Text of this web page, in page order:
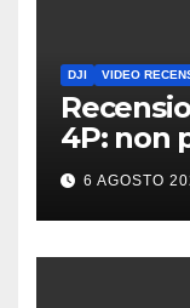
DJI VIDEO
4P: non
piacermi
6 AGOSTO